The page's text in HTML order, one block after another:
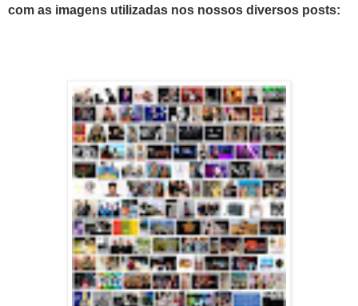
com as imagens utilizadas nos nossos diversos posts: